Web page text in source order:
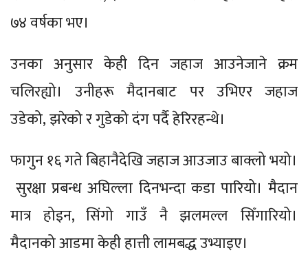
७४ वर्षका भए।
उनका अनुसार केही दिन जहाज आउनेजाने क्रम
चलिरह्यो। उनीहरू मैदानबाट पर उभिएर जहाज
उडेको, झरेको र गुडेको दंग पर्दै हेरिरहन्थे।
फागुन १६ गते बिहानैदेखि जहाज आउजाउ बाक्लो भयो।
सुरक्षा प्रबन्ध अघिल्ला दिनभन्दा कडा पारियो। मैदान
मात्र होइन, सिंगो गाउँ नै झलमल्ल सिँगारियो।
मैदानको आडमा केही हात्ती लामबद्ध उभ्याइए।